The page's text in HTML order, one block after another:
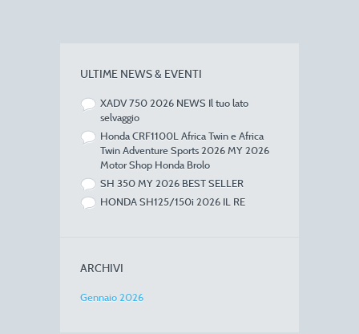
ULTIME NEWS & EVENTI
XADV 750 2026 NEWS Il tuo lato
selvaggio
Honda CRF1100L Africa Twin e Africa
Twin Adventure Sports 2026 MY 2026
Motor Shop Honda Brolo
SH 350 MY 2026 BEST SELLER
HONDA SH125/150i 2026 IL RE
ARCHIVI
Gennaio 2026